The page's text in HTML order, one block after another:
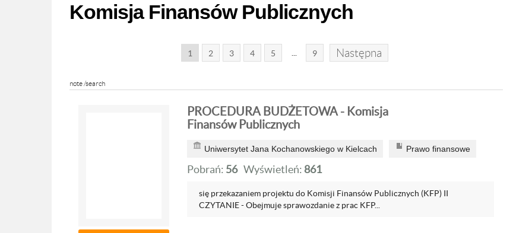
Komisja Finansów Publicznych
1 2 3 4 5 9 Następna
note /search
PROCEDURA BUDŻETOWA - Komisja
Finansów Publicznych
Uniwersytet Jana Kochanowskiego w Kielcach Prawo finansowe
Pobrań: 56 Wyświetleń: 861
się przekazaniem projektu do Komisji Finansów Publicznych (KFP) II
CZYTANIE - Obejmuje sprawozdanie z prac KFP...